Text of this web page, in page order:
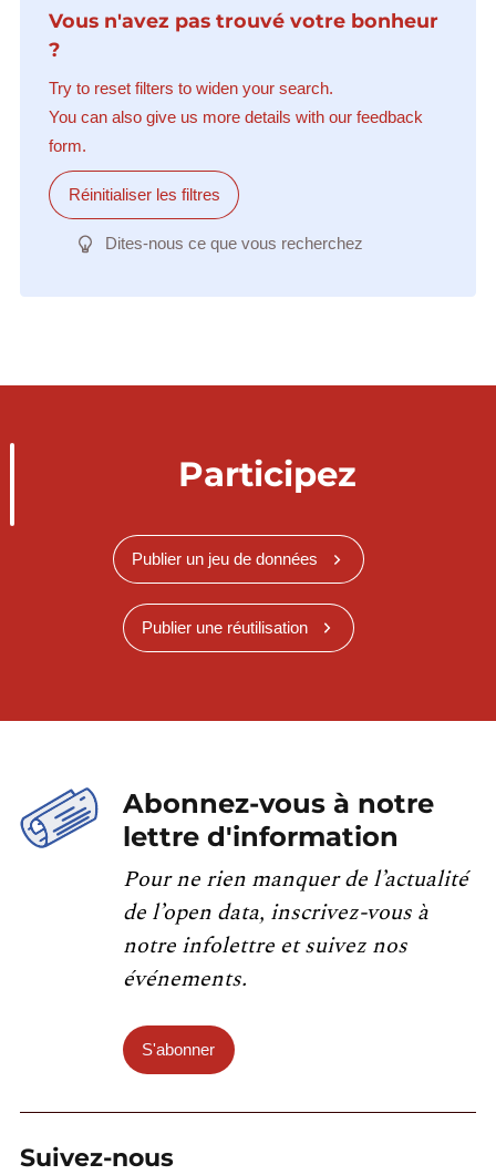
Vous n'avez pas trouvé votre bonheur
?
Try to reset filters to widen your search.
You can also give us more details with our feedback
form.
Réinitialiser les filtres
Dites-nous ce que vous recherchez
Participez
Publier un jeu de données
Publier une réutilisation
Abonnez-vous à notre
lettre d'information
Pour ne rien manquer de l’actualité
de l’open data, inscrivez-vous à
notre infolettre et suivez nos
événements.
S'abonner
Suivez-nous